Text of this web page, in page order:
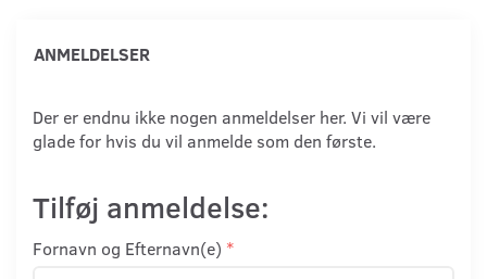
ANMELDELSER
Der er endnu ikke nogen anmeldelser her. Vi vil være
glade for hvis du vil anmelde som den første.
Tilføj anmeldelse:
Fornavn og Efternavn(e)